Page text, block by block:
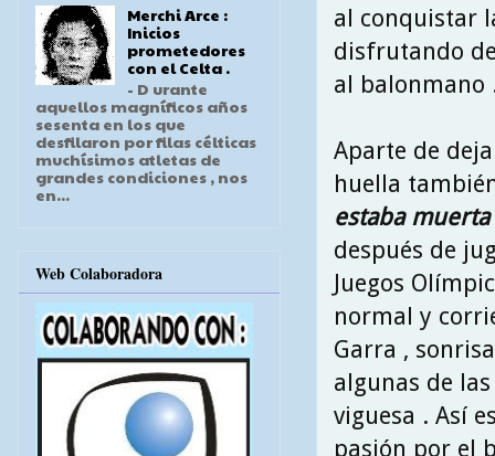
al conquistar
disfrutando
al balonmano
Aparte de
huella
estaba
después de
Juegos
normal y
Garra ,
algunas de
viguesa . Así
pasión por el
Merchi Arce :
Inicios
prometedores
con el Celta .
- D urante
aquellos magníficos años
sesenta en los que
desfilaron por filas célticas
muchísimos atletas de
grandes condiciones , nos
en...
Web Colaboradora